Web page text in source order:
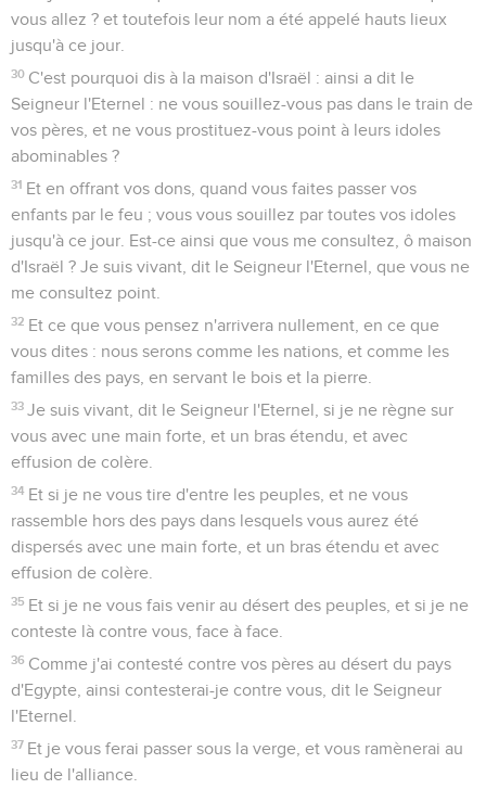
vous allez ? et toutefois leur nom a été appelé hauts lieux
jusqu'à ce jour.
30 C'est pourquoi dis à la maison d'Israël : ainsi a dit le
Seigneur l'Eternel : ne vous souillez-vous pas dans le train de
vos pères, et ne vous prostituez-vous point à leurs idoles
abominables ?
31 Et en offrant vos dons, quand vous faites passer vos
enfants par le feu ; vous vous souillez par toutes vos idoles
jusqu'à ce jour. Est-ce ainsi que vous me consultez, ô maison
d'Israël ? Je suis vivant, dit le Seigneur l'Eternel, que vous ne
me consultez point.
32 Et ce que vous pensez n'arrivera nullement, en ce que
vous dites : nous serons comme les nations, et comme les
familles des pays, en servant le bois et la pierre.
33 Je suis vivant, dit le Seigneur l'Eternel, si je ne règne sur
vous avec une main forte, et un bras étendu, et avec
effusion de colère.
34 Et si je ne vous tire d'entre les peuples, et ne vous
rassemble hors des pays dans lesquels vous aurez été
dispersés avec une main forte, et un bras étendu et avec
effusion de colère.
35 Et si je ne vous fais venir au désert des peuples, et si je ne
conteste là contre vous, face à face.
36 Comme j'ai contesté contre vos pères au désert du pays
d'Egypte, ainsi contesterai-je contre vous, dit le Seigneur
l'Eternel.
37 Et je vous ferai passer sous la verge, et vous ramènerai au
lieu de l'alliance.